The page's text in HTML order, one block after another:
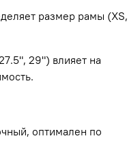
размер рамы (XS,
29") влияет на
оптимален по